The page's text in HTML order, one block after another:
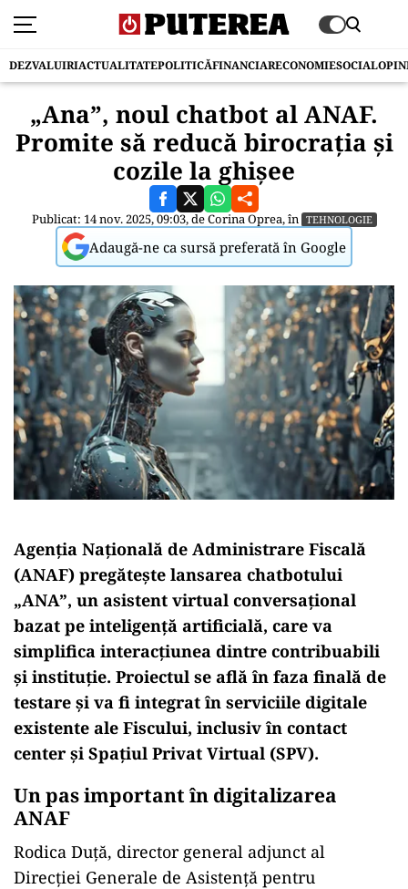
DEZVALUIRIACTUALITATEPOLITICĂFINANCIARECONOMIESOCIAL
„Ana”, noul chatbot al ANAF.
Promite să reducă birocrația și
cozile la ghișee
Publicat: 14 nov. 2025, 09:03, deCorina Oprea, în TEHNOLOGIE
Adaugă-ne ca sursă preferată în Google
Agenția Națională de Administrare Fiscală
(ANAF) pregătește lansarea chatbotului
„ANA”, un asistent virtual conversațional
bazat pe inteligență artificială, care va
simplifica interacțiunea dintre contribuabili
și instituție. Proiectul se află în faza finală de
testare și va fi integrat în serviciile digitale
existente ale Fiscului, inclusiv în contact
center și Spațiul Privat Virtual (SPV).
Un pas important în digitalizarea
ANAF
Rodica Duță, director general adjunct al
Direcției Generale de Asistență pentru